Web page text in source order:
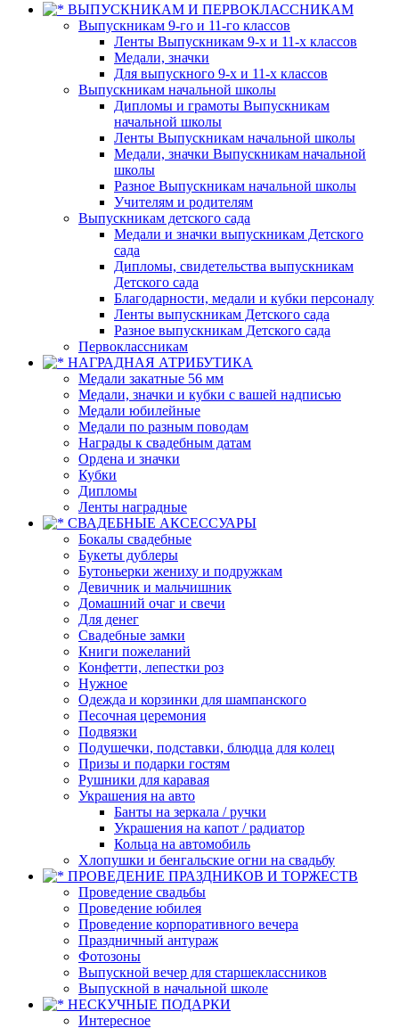
ВЫПУСКНИКАМ И ПЕРВОКЛАССНИКАМ
Выпускникам 9-го и 11-го классов
Ленты Выпускникам 9-х и 11-х классов
Медали, значки
Для выпускного 9-х и 11-х классов
Выпускникам начальной школы
Дипломы и грамоты Выпускникам
начальной школы
Ленты Выпускникам начальной школы
Медали, значки Выпускникам начальной
школы
Разное Выпускникам начальной школы
Учителям и родителям
Выпускникам детского сада
Медали и значки выпускникам Детского
сада
Дипломы, свидетельства выпускникам
Детского сада
Благодарности, медали и кубки персоналу
Ленты выпускникам Детского сада
Разное выпускникам Детского сада
Первоклассникам
НАГРАДНАЯ АТРИБУТИКА
Медали закатные 56 мм
Медали, значки и кубки с вашей надписью
Медали юбилейные
Медали по разным поводам
Награды к свадебным датам
Ордена и значки
Кубки
Дипломы
Ленты наградные
СВАДЕБНЫЕ АКСЕССУАРЫ
Бокалы свадебные
Букеты дублеры
Бутоньерки жениху и подружкам
Девичник и мальчишник
Домашний очаг и свечи
Для денег
Свадебные замки
Книги пожеланий
Конфетти, лепестки роз
Нужное
Одежда и корзинки для шампанского
Песочная церемония
Подвязки
Подушечки, подставки, блюдца для колец
Призы и подарки гостям
Рушники для каравая
Украшения на авто
Банты на зеркала / ручки
Украшения на капот / радиатор
Кольца на автомобиль
Хлопушки и бенгальские огни на свадьбу
ПРОВЕДЕНИЕ ПРАЗДНИКОВ И ТОРЖЕСТВ
Проведение свадьбы
Проведение юбилея
Проведение корпоративного вечера
Праздничный антураж
Фотозоны
Выпускной вечер для старшеклассников
Выпускной в начальной школе
НЕСКУЧНЫЕ ПОДАРКИ
Интересное